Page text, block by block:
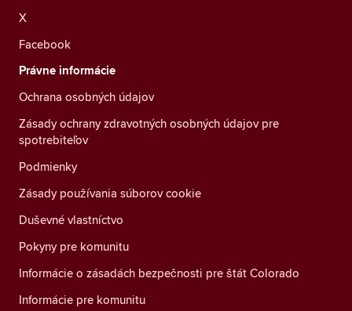
X
Facebook
Právne informácie
Ochrana osobných údajov
Zásady ochrany zdravotných osobných údajov pre
spotrebiteľov
Podmienky
Zásady používania súborov cookie
Duševné vlastníctvo
Pokyny pre komunitu
Informácie o zásadách bezpečnosti pre štát Colorado
Informácie pre komunitu